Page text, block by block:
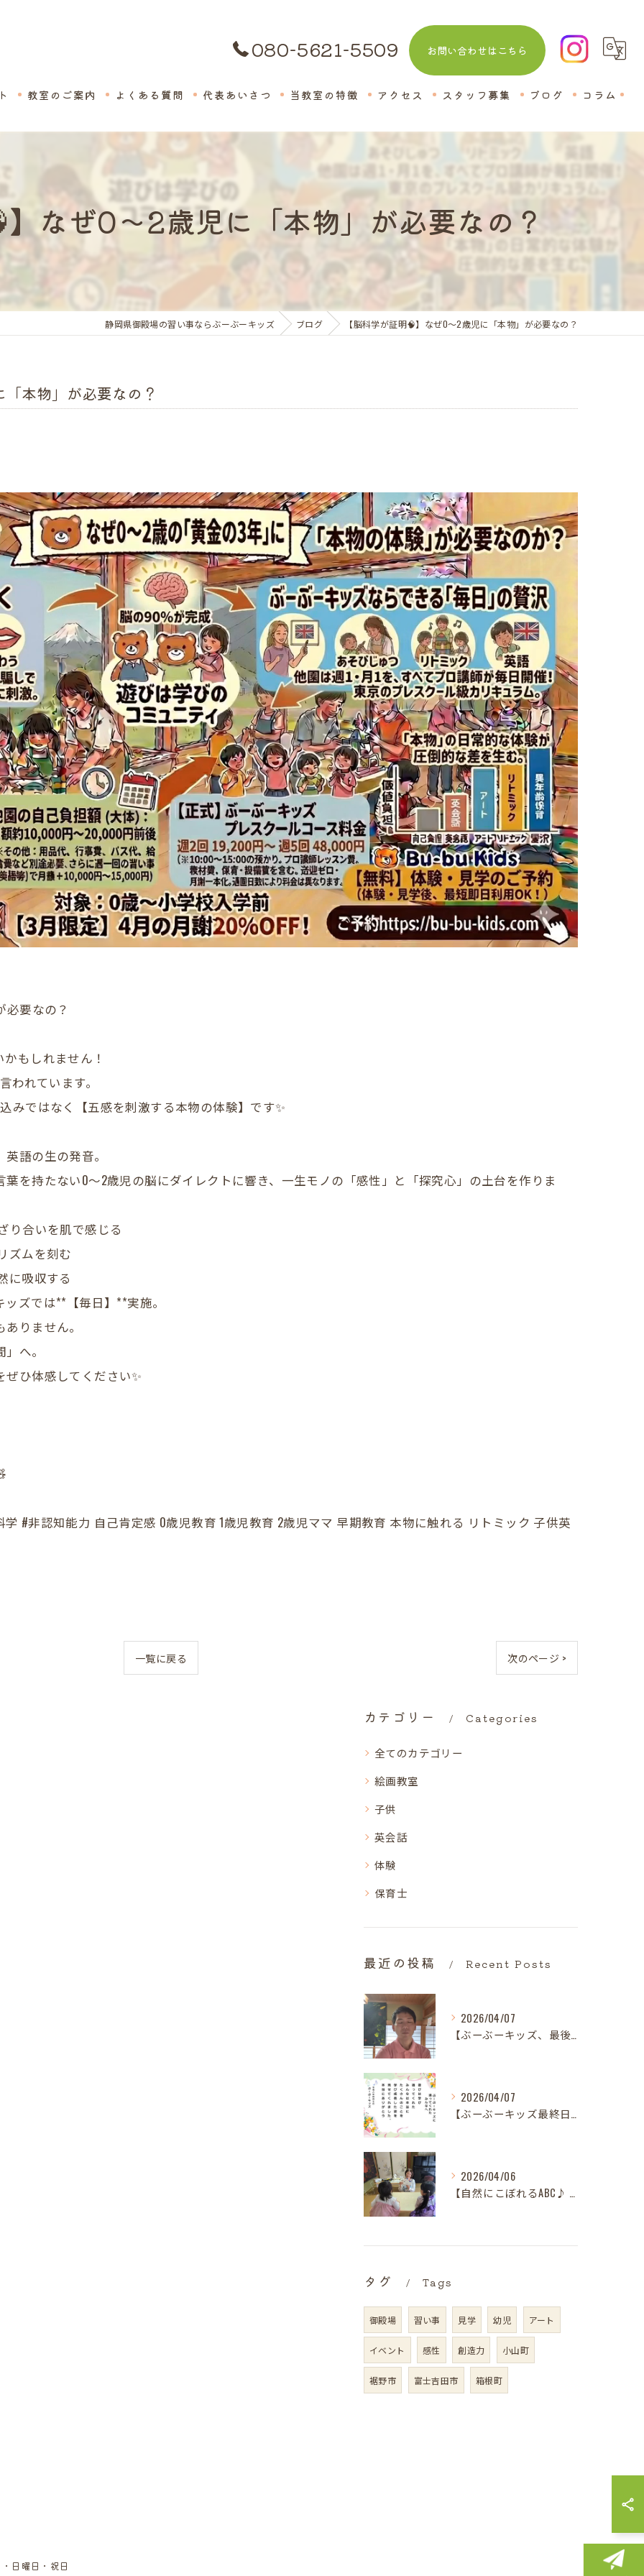
080-5621-5509 お問い合わせはこちら
教室のご案内 よくある質問 代表あいさつ 当教室の特徴
英会話
アクセス スタッフ募集 ブログ コラム
なぜ0〜2歳児に「本物」が必要なの？
静岡県御殿場の習い事ならぶーぶーキッズ ブログ 【脳科学が証明🧠】なぜ0〜2歳児に「本物」が必要なの？
本物」が必要なの？
必要なの？
もしれません！
われています。
みではなく【五感を刺激する本物の体験】です✨
語の生の発音。
を持たない0〜2歳児の脳にダイレクトに響き、一生モノの「感性」と「探究心」の土台を作りま
り合いを肌で感じる
ズムを刻む
に吸収する
ズでは**【毎日】**実施。
りません。
へ。
ひ体感してください✨
#非認知能力 自己肯定感 0歳児教育 1歳児教育 2歳児ママ 早期教育 本物に触れる リトミック 子供英
一覧に戻る 次のページ >
カテゴリー Categories
全てのカテゴリー
絵画教室
子供
英会話
体験
保育士
最近の投稿 Recent Posts
2026/04/07
【ぶーぶーキッズ、最後の日。
2026/04/07
【ぶーぶーキッズ最終日✨ 笑顔とはじける歓声で駆け抜けた最高...
2026/04/06
【自然にこぼれるABC♪ 樋口先生、最後の英語レッスンありが...
タグ Tags
御殿場 習い事 見学 幼児 アート
イベント 感性 創造力 小山町
裾野市 富士吉田市 箱根町
日曜日・祝日